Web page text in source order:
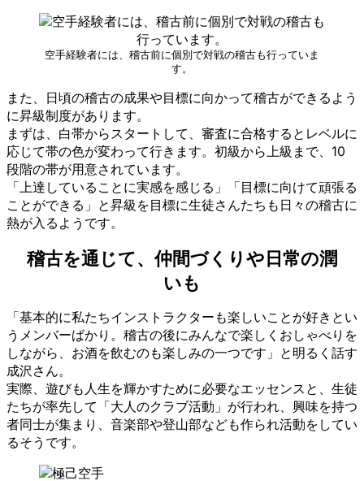
空手経験者には、稽古前に個別で対戦の稽古も行っていま
す。
また、日頃の稽古の成果や目標に向かって稽古ができるよう
に昇級制度があります。
まずは、白帯からスタートして、審査に合格するとレベルに
応じて帯の色が変わって行きます。初級から上級まで、10
段階の帯が用意されています。
「上達していることに実感を感じる」「目標に向けて頑張る
ことができる」と昇級を目標に生徒さんたちも日々の稽古に
熱が入るようです。
稽古を通じて、仲間づくりや日常の潤
いも
「基本的に私たちインストラクターも楽しいことが好きとい
うメンバーばかり。稽古の後にみんなで楽しくおしゃべりを
しながら、お酒を飲むのも楽しみの一つです」と明るく話す
成沢さん。
実際、遊びも人生を輝かすために必要なエッセンスと、生徒
たちが率先して「大人のクラブ活動」が行われ、興味を持つ
者同士が集まり、音楽部や登山部なども作られ活動をしてい
るそうです。